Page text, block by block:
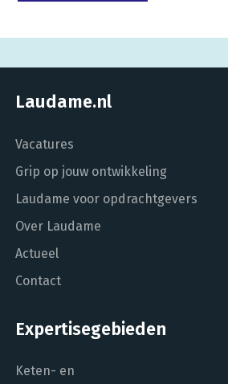
Laudame.nl
Vacatures
Grip op jouw ontwikkeling
Laudame voor opdrachtgevers
Over Laudame
Actueel
Contact
Expertisegebieden
Keten- en